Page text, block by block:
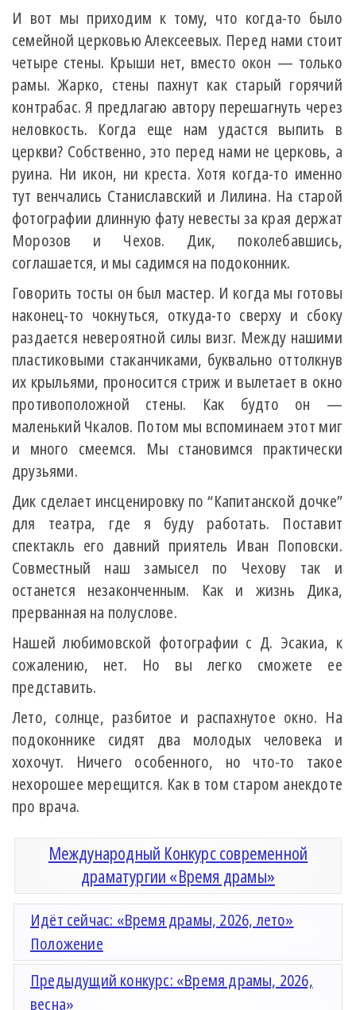
И вот мы приходим к тому, что когда-то было
семейной церковью Алексеевых. Перед нами стоит
четыре стены. Крыши нет, вместо окон — только
рамы. Жарко, стены пахнут как старый горячий
контрабас. Я предлагаю автору перешагнуть через
неловкость. Когда еще нам удастся выпить в
церкви? Собственно, это перед нами не церковь, а
руина. Ни икон, ни креста. Хотя когда-то именно
тут венчались Станиславский и Лилина. На старой
фотографии длинную фату невесты за края держат
Морозов и Чехов. Дик, поколебавшись,
соглашается, и мы садимся на подоконник.
Говорить тосты он был мастер. И когда мы готовы
наконец-то чокнуться, откуда-то сверху и сбоку
раздается невероятной силы визг. Между нашими
пластиковыми стаканчиками, буквально оттолкнув
их крыльями, проносится стриж и вылетает в окно
противоположной стены. Как будто он —
маленький Чкалов. Потом мы вспоминаем этот миг
и много смеемся. Мы становимся практически
друзьями.
Дик сделает инсценировку по “Капитанской дочке”
для театра, где я буду работать. Поставит
спектакль его давний приятель Иван Поповски.
Совместный наш замысел по Чехову так и
останется незаконченным. Как и жизнь Дика,
прерванная на полуслове.
Нашей любимовской фотографии с Д. Эсакиа, к
сожалению, нет. Но вы легко сможете ее
представить.
Лето, солнце, разбитое и распахнутое окно. На
подоконнике сидят два молодых человека и
хохочут. Ничего особенного, но что-то такое
нехорошее мерещится. Как в том старом анекдоте
про врача.
Международный Конкурс современной
драматургии «Время драмы»
Идёт сейчас: «Время драмы, 2026, лето»
Положение
Предыдущий конкурс: «Время драмы, 2026,
весна»